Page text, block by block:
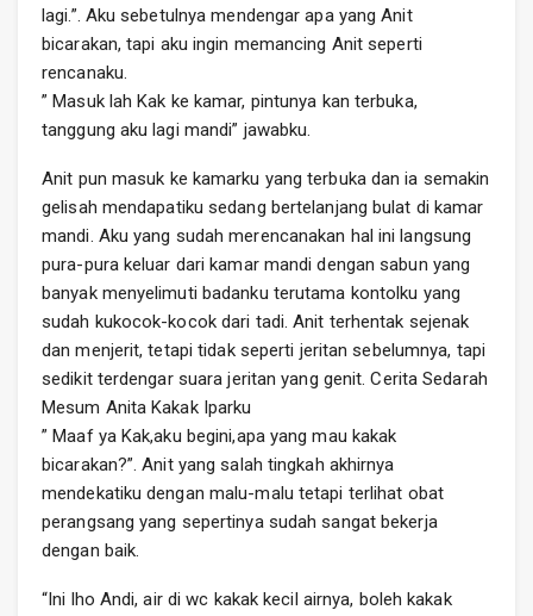
lagi.”. Aku sebetulnya mendengar apa yang Anit
bicarakan, tapi aku ingin memancing Anit seperti
rencanaku.
” Masuk lah Kak ke kamar, pintunya kan terbuka,
tanggung aku lagi mandi” jawabku.
Anit pun masuk ke kamarku yang terbuka dan ia semakin
gelisah mendapatiku sedang bertelanjang bulat di kamar
mandi. Aku yang sudah merencanakan hal ini langsung
pura-pura keluar dari kamar mandi dengan sabun yang
banyak menyelimuti badanku terutama kontolku yang
sudah kukocok-kocok dari tadi. Anit terhentak sejenak
dan menjerit, tetapi tidak seperti jeritan sebelumnya, tapi
sedikit terdengar suara jeritan yang genit. Cerita Sedarah
Mesum Anita Kakak Iparku
” Maaf ya Kak,aku begini,apa yang mau kakak
bicarakan?”. Anit yang salah tingkah akhirnya
mendekatiku dengan malu-malu tetapi terlihat obat
perangsang yang sepertinya sudah sangat bekerja
dengan baik.
“Ini lho Andi, air di wc kakak kecil airnya, boleh kakak